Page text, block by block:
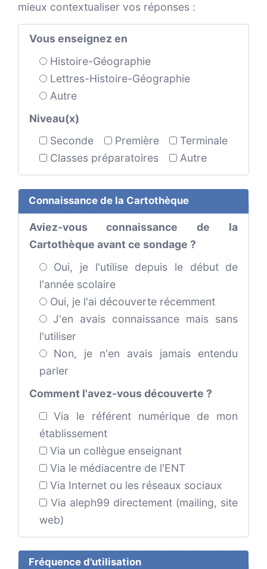
mieux contextualiser vos réponses :
Vous enseignez en
Histoire-Géographie
Lettres-Histoire-Géographie
Autre
Niveau(x)
Seconde
Première
Terminale
Classes préparatoires
Autre
Connaissance de la Cartothèque
Aviez-vous connaissance de la
Cartothèque avant ce sondage ?
Oui, je l'utilise depuis le début de
l'année scolaire
Oui, je l'ai découverte récemment
J'en avais connaissance mais sans
l'utiliser
Non, je n'en avais jamais entendu
parler
Comment l'avez-vous découverte ?
Via le référent numérique de mon
établissement
Via un collègue enseignant
Via le médiacentre de l'ENT
Via Internet ou les réseaux sociaux
Via aleph99 directement (mailing, site
web)
Fréquence d'utilisation